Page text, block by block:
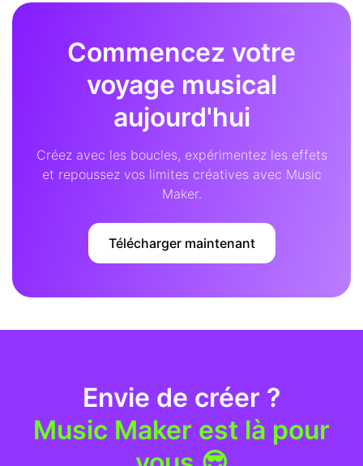
Commencez votre
voyage musical
aujourd'hui
Créez avec les boucles, expérimentez les effets
et repoussez vos limites créatives avec Music
Maker.
Télécharger maintenant
Envie de créer ?
Music Maker est là pour